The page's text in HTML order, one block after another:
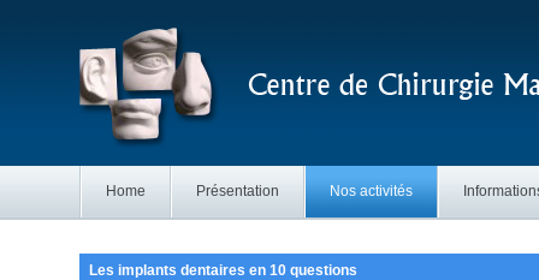
Home Présentation Nos activités
Les implants dentaires en 10 questions